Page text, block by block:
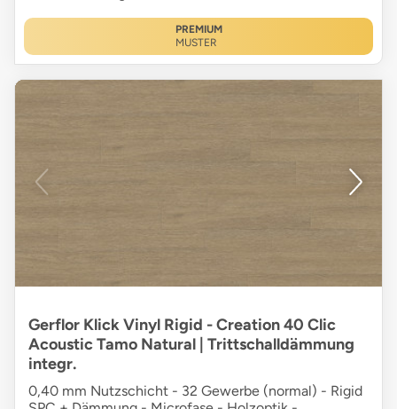
PREMIUM
MUSTER
Gerflor Klick Vinyl Rigid - Creation 40 Clic
Acoustic Tamo Natural | Trittschalldämmung
integr.
0,40 mm Nutzschicht - 32 Gewerbe (normal) - Rigid